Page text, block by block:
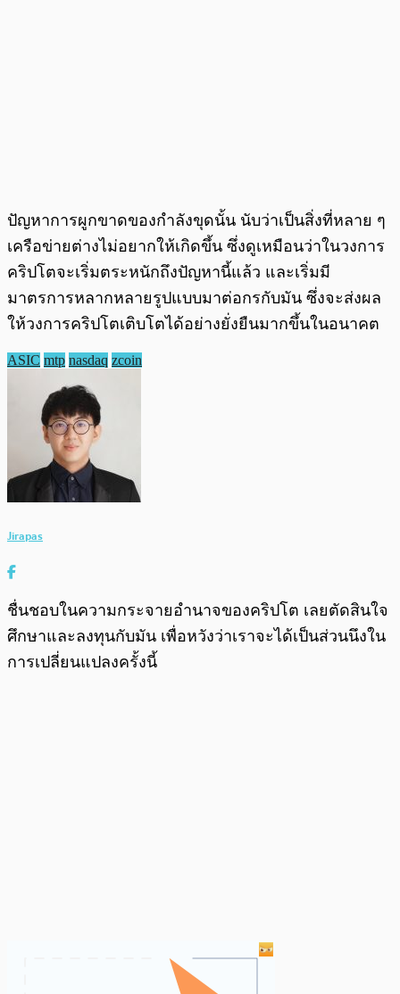
ปัญหาการผูกขาดของกำลังขุดนั้น นับว่าเป็นสิ่งที่หลาย ๆ
เครือข่ายต่างไม่อยากให้เกิดขึ้น ซึ่งดูเหมือนว่าในวงการ
คริปโตจะเริ่มตระหนักถึงปัญหานี้แล้ว และเริ่มมี
มาตรการหลากหลายรูปแบบมาต่อกรกับมัน ซึ่งจะส่งผล
ให้วงการคริปโตเติบโตได้อย่างยั่งยืนมากขึ้นในอนาคต
ASIC mtp nasdaq zcoin
Jirapas
ชื่นชอบในความกระจายอำนาจของคริปโต เลยตัดสินใจ
ศึกษาและลงทุนกับมัน เพื่อหวังว่าเราจะได้เป็นส่วนนึงใน
การเปลี่ยนแปลงครั้งนี้